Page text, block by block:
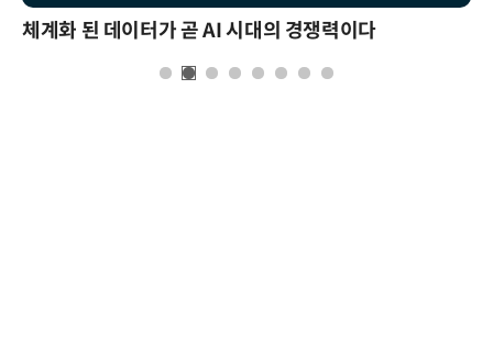
체계화 된 데이터가 곧 AI 시대의 경쟁력이다